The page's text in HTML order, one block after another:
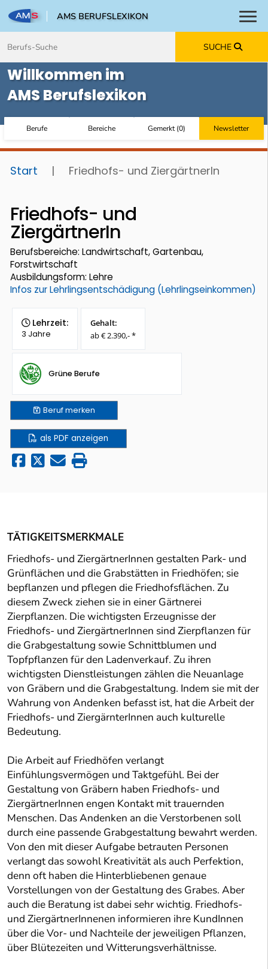
AMS BERUFSLEXIKON
SUCHE
Willkommen im
AMS Berufslexikon
Berufe Bereiche Gemerkt(0) Newsletter
Start | Friedhofs- und ZiergärtnerIn
Friedhofs- und
ZiergärtnerIn
Berufsbereiche: Landwirtschaft, Gartenbau,
Forstwirtschaft
Ausbildungsform: Lehre
Infos zur Lehrlingsentschädigung (Lehrlingseinkommen)
Lehrzeit:
3 Jahre
Gehalt:
ab € 2.390,- *
Grüne Berufe
Berufmerken
als PDF anzeigen
TÄTIGKEITSMERKMALE
Friedhofs- und ZiergärtnerInnen gestalten Park- und
Grünflächen und die Grabstätten in Friedhöfen; sie
bepflanzen und pflegen die Friedhofsflächen. Zu
diesem Zweck ziehen sie in einer Gärtnerei
Zierpflanzen. Die wichtigsten Erzeugnisse der
Friedhofs- und ZiergärtnerInnen sind Zierpflanzen für
die Grabgestaltung sowie Schnittblumen und
Topfpflanzen für den Ladenverkauf. Zu ihren
wichtigsten Dienstleistungen zählen die Neuanlage
von Gräbern und die Grabgestaltung. Indem sie mit der
Wahrung von Andenken befasst ist, hat die Arbeit der
Friedhofs- und ZiergärnterInnen auch kulturelle
Bedeutung.
Die Arbeit auf Friedhöfen verlangt
Einfühlungsvermögen und Taktgefühl. Bei der
Gestaltung von Gräbern haben Friedhofs- und
ZiergärtnerInnen engen Kontakt mit trauernden
Menschen. Das Andenken an die Verstorbenen soll
durch eine passende Grabgestaltung bewahrt werden.
Von den mit dieser Aufgabe betrauten Personen
verlangt das sowohl Kreativität als auch Perfektion,
denn oft haben die Hinterbliebenen genaue
Vorstellungen von der Gestaltung des Grabes. Aber
auch die Beratung ist dabei sehr wichtig. Friedhofs-
und ZiergärtnerInnenen informieren ihre KundInnen
über die Vor- und Nachteile der jeweiligen Pflanzen,
über Blütezeiten und Witterungsverhältnisse.